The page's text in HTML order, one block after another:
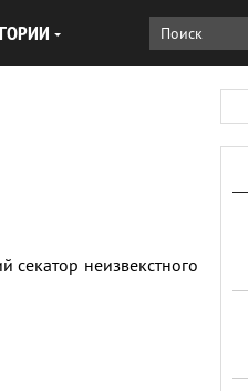
неизвекстного